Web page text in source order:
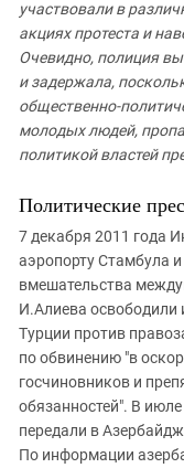
участвовали в
акциях протеста и
Очевидно, полиция
и задержала,
общественно-
молодых людей,
политикой властей
Политические
7 декабря 2011 года
аэропорту Стамбула и
вмешательства
И.Алиева освободили
Турции против
по обвинению "в
госчиновников и
обязанностей". В
передали в
По информации